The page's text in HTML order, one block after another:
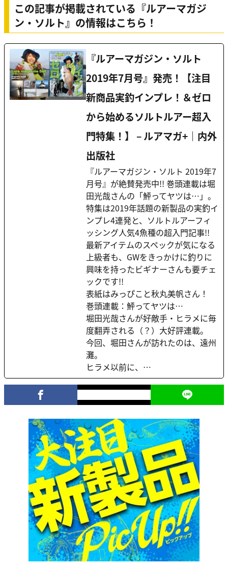
この記事が掲載されている『ルアーマガジ
ン・ソルト』の情報はこちら！
『ルアーマガジン・ソルト
2019年7月号』発売！【注目
新商品実釣インプレ！＆ゼロ
から始めるソルトルアー超入
門特集！】 – ルアマガ+｜内外
出版社
『ルアーマガジン・ソルト 2019年7
月号』が絶賛発売中!! 巻頭連載は堀
田光哉さんの「鮃ってヤツは…」。
特集は2019年話題の新製品の実釣イ
ンプレ4連発と、ソルトルアーフィ
ッシング人気4魚種の超入門記事!!
最新アイテムのスペックが気になる
上級者も、GWをきっかけに釣りに
興味を持ったビギナーさんも要チェ
ックです!!
表紙はみっぴこと秋丸美帆さん！
巻頭連載：鮃ってヤツは…
堀田光哉さんが好敵手・ヒラメに毎
度翻弄される（？）大好評連載。
今回、堀田さんが訪れたのは、遠州
灘。
ヒラメ以前に、…